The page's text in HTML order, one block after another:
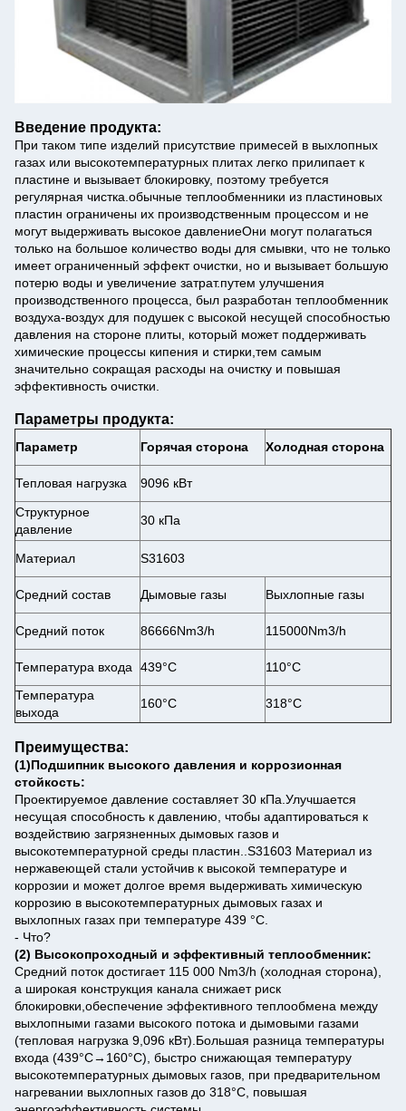
Введение продукта:
При таком типе изделий присутствие примесей в выхлопных
газах или высокотемпературных плитах легко прилипает к
пластине и вызывает блокировку, поэтому требуется
регулярная чистка.обычные теплообменники из пластиновых
пластин ограничены их производственным процессом и не
могут выдерживать высокое давлениеОни могут полагаться
только на большое количество воды для смывки, что не только
имеет ограниченный эффект очистки, но и вызывает большую
потерю воды и увеличение затрат.путем улучшения
производственного процесса, был разработан теплообменник
воздуха-воздух для подушек с высокой несущей способностью
давления на стороне плиты, который может поддерживать
химические процессы кипения и стирки,тем самым
значительно сокращая расходы на очистку и повышая
эффективность очистки.
Параметры продукта:
Параметр Горячая сторона Холодная сторона
Тепловая нагрузка
9096 кВт
Структурное
давление
30 кПа
Материал S31603
Средний состав Дымовые газы Выхлопные газы
Средний поток 86666Nm3/h 115000Nm3/h
Температура входа 439°C
110°С
Температура
выхода
160°C 318°C
Преимущества:
(1)Подшипник высокого давления и коррозионная
стойкость:
Проектируемое давление составляет 30 кПа.Улучшается
несущая способность к давлению, чтобы адаптироваться к
воздействию загрязненных дымовых газов и
высокотемпературной среды пластин.. S31603 Материал из
нержавеющей стали устойчив к высокой температуре и
коррозии и может долгое время выдерживать химическую
коррозию в высокотемпературных дымовых газах и
выхлопных газах при температуре 439 °C.
- Что?
(2) Высокопроходный и эффективный теплообменник:
Средний поток достигает 115 000 Nm3/h (холодная сторона),
а широкая конструкция канала снижает риск
блокировки,обеспечение эффективного теплообмена между
выхлопными газами высокого потока и дымовыми газами
(тепловая нагрузка 9,096 кВт). Большая разница температуры
входа (439°C→160°C), быстро снижающая температуру
высокотемпературных дымовых газов, при предварительном
нагревании выхлопных газов до 318°C, повышая